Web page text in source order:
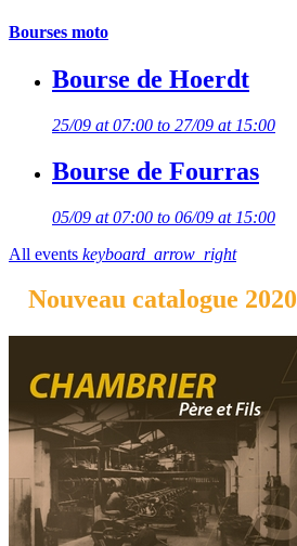
Bourses moto
Bourse de Hoerdt
25/09 at 07:00 to 27/09 at 15:00
Bourse de Fourras
05/09 at 07:00 to 06/09 at 15:00
All events keyboard_arrow_right
Nouveau catalogue 2020